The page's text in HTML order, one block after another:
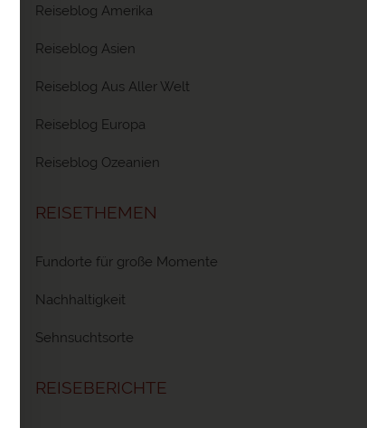
Reiseblog Amerika
Reiseblog Asien
Reiseblog Aus Aller Welt
Reiseblog Europa
Reiseblog Ozeanien
REISETHEMEN
Fundorte für große Momente
Nachhaltigkeit
Sehnsuchtsorte
REISEBERICHTE